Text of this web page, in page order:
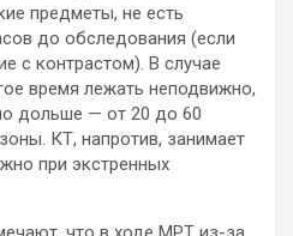
предметы, не есть
до обследования (если
с контрастом). В случае
время лежать неподвижно,
дольше — от 20 до 60
КТ, напротив, занимает
при экстренных